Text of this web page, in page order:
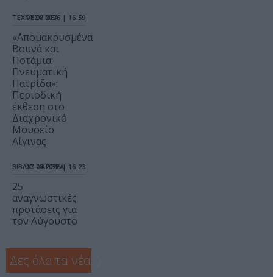
ΤΕΧΝΕΣ / ΝΕΑ
07.08.2026 | 16.59
«Απομακρυσμένα
Βουνά και
Ποτάμια:
Πνευματική
Πατρίδα»:
Περιοδική
έκθεση στο
Διαχρονικό
Μουσείο
Αίγινας
ΒΙΒΛΙΟ / ΑΡΘΡΑ
07.08.2026 | 16.23
25
αναγνωστικές
προτάσεις για
τον Αύγουστο
Δες όλα τα νέα